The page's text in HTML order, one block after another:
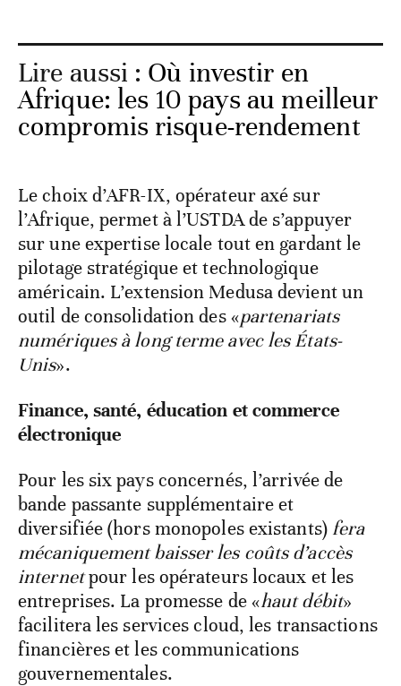
Lire aussi : Où investir en
Afrique: les 10 pays au meilleur
compromis risque-rendement
Le choix d’AFR-IX, opérateur axé sur
l’Afrique, permet à l’USTDA de s’appuyer
sur une expertise locale tout en gardant le
pilotage stratégique et technologique
américain. L’extension Medusa devient un
outil de consolidation des «partenariats
numériques à long terme avec les États-
Unis».
Finance, santé, éducation et commerce
électronique
Pour les six pays concernés, l’arrivée de
bande passante supplémentaire et
diversifiée (hors monopoles existants) fera
mécaniquement baisser les coûts d’accès
internetpour les opérateurs locaux et les
entreprises. La promesse de «haut débit»
facilitera les services cloud, les transactions
financières et les communications
gouvernementales.